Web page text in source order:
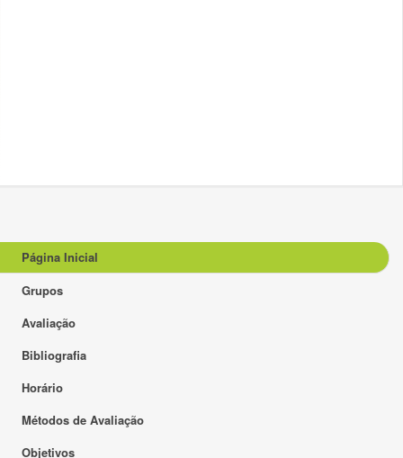
Página Inicial
Grupos
Avaliação
Bibliografia
Horário
Métodos de Avaliação
Objetivos